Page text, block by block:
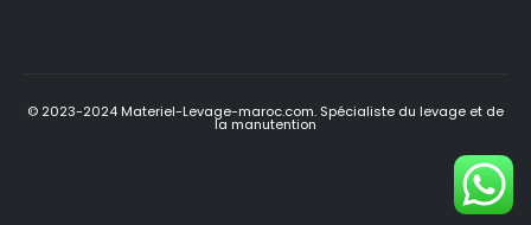
© 2023-2024 Materiel-Levage-maroc.com. Spécialiste du levage et de
la manutention